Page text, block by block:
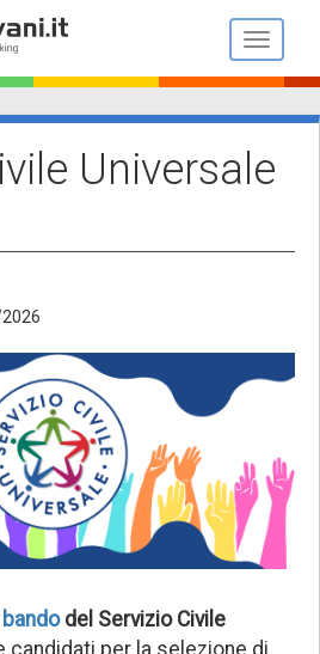
Toggle
Universale
bandodel Servizio Civile
candidati per la selezione di